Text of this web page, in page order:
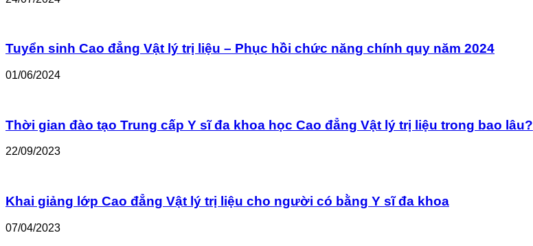
Tuyển sinh Cao đẳng Vật lý trị liệu – Phục hồi chức năng chính quy năm 2024
01/06/2024
Thời gian đào tạo Trung cấp Y sĩ đa khoa học Cao đẳng Vật lý trị liệu trong bao lâu?
22/09/2023
Khai giảng lớp Cao đẳng Vật lý trị liệu cho người có bằng Y sĩ đa khoa
07/04/2023